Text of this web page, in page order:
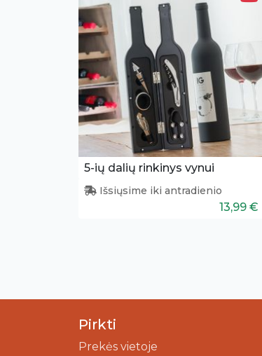
5-ių dalių rinkinys vynui
Išsiųsime iki antradienio
13,99 €
Pirkti
Prekės vietoje